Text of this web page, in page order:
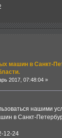
машин в Санкт-
2017, 07:48:04 »
нашими
в Санкт-
12-24